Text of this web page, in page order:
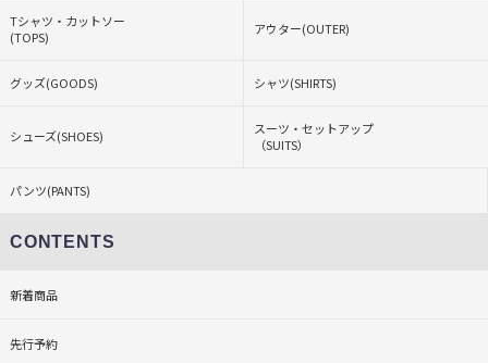
Tシャツ・カットソー
(TOPS)
アウター(OUTER)
グッズ(GOODS) シャツ(SHIRTS)
シューズ(SHOES)
スーツ・セットアップ
（SUITS）
パンツ(PANTS)
CONTENTS
新着商品
先行予約